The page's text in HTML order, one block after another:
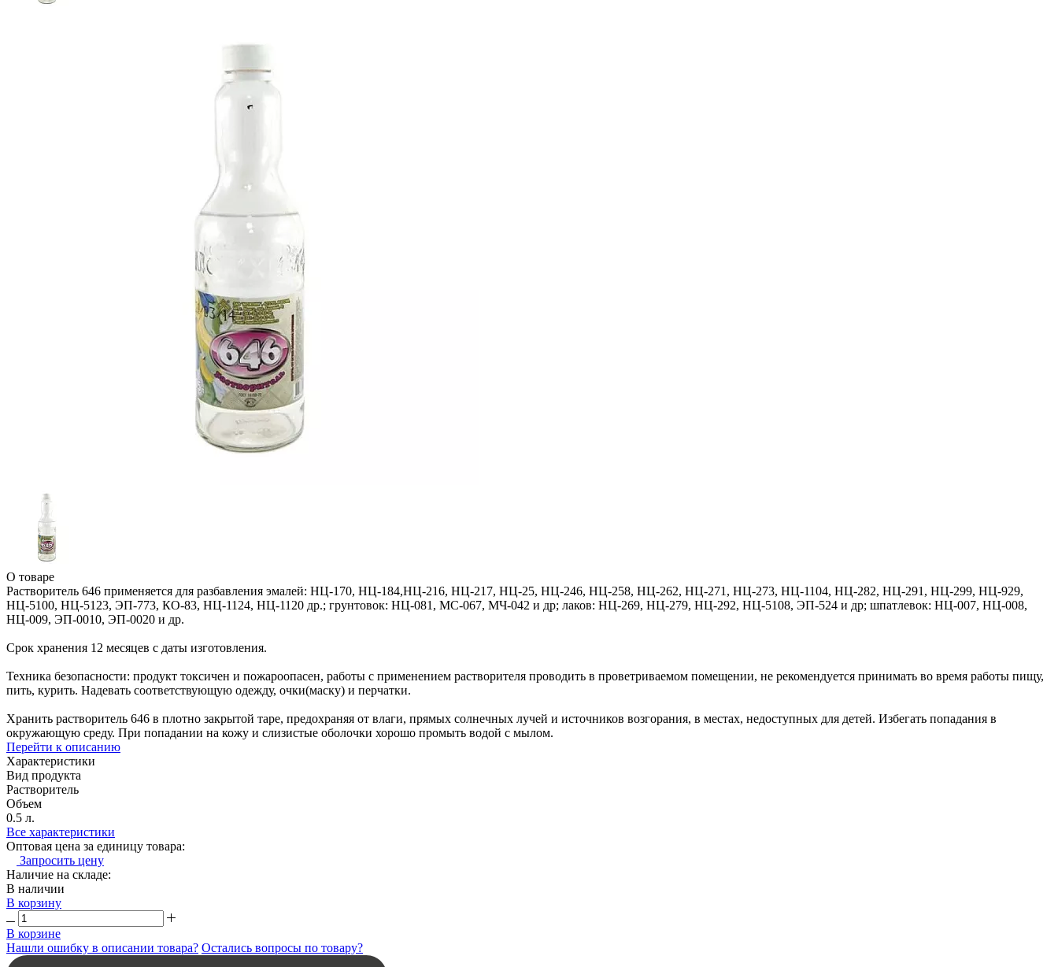
О товаре
Растворитель 646 применяется для разбавления эмалей: НЦ-170, НЦ-184,НЦ-216, НЦ-217, НЦ-25, НЦ-246, НЦ-258, НЦ-262, НЦ-271, НЦ-273, НЦ-1104, НЦ-282, НЦ-291, НЦ-299, НЦ-929,
НЦ-5100, НЦ-5123, ЭП-773, КО-83, НЦ-1124, НЦ-1120 др.; грунтовок: НЦ-081, МС-067, МЧ-042 и др; лаков: НЦ-269, НЦ-279, НЦ-292, НЦ-5108, ЭП-524 и др; шпатлевок: НЦ-007, НЦ-008,
НЦ-009, ЭП-0010, ЭП-0020 и др.
Срок хранения 12 месяцев с даты изготовления.
Техника безопасности: продукт токсичен и пожароопасен, работы с применением растворителя проводить в проветриваемом помещении, не рекомендуется принимать во время работы пищу,
пить, курить. Надевать соответствующую одежду, очки(маску) и перчатки.
Хранить растворитель 646 в плотно закрытой таре, предохраняя от влаги, прямых солнечных лучей и источников возгорания, в местах, недоступных для детей. Избегать попадания в
окружающую среду. При попадании на кожу и слизистые оболочки хорошо промыть водой с мылом.
Перейти к описанию
Характеристики
Вид продукта
Растворитель
Объем
0.5 л.
Все характеристики
Оптовая цена за единицу товара:
Запросить цену
Наличие на складе:
В наличии
В корзину
В корзине
Нашли ошибку в описании товара? Остались вопросы по товару?